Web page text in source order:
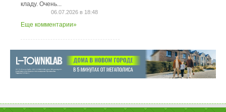
кладу. Очень...
06.07.2026 в 18:48
Еще комментарии»